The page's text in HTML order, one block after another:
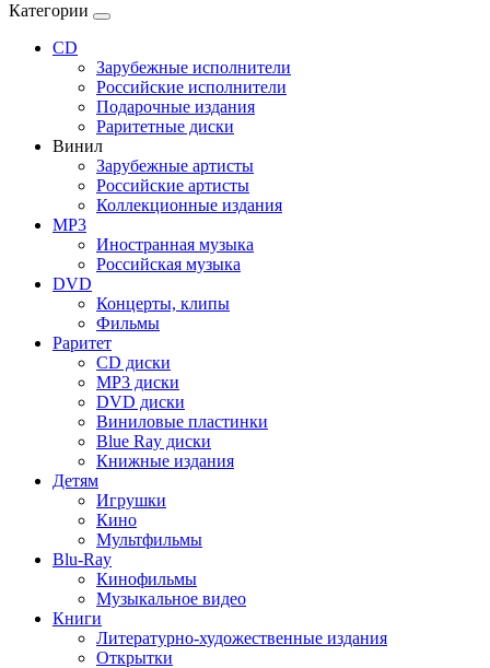
Категории
CD
Зарубежные исполнители
Российские исполнители
Подарочные издания
Раритетные диски
Винил
Зарубежные артисты
Российские артисты
Коллекционные издания
MP3
Иностранная музыка
Российская музыка
DVD
Концерты, клипы
Фильмы
Раритет
CD диски
MP3 диски
DVD диски
Виниловые пластинки
Blue Ray диски
Книжные издания
Детям
Игрушки
Кино
Мультфильмы
Blu-Ray
Кинофильмы
Музыкальное видео
Книги
Литературно-художественные издания
Открытки